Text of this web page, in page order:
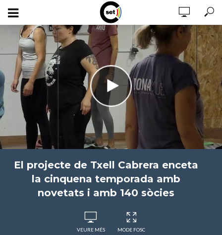
El projecte de Txell Cabrera enceta
la cinquena temporada amb
novetats i amb 140 sòcies
VEURE MÉS
MODE FOSC